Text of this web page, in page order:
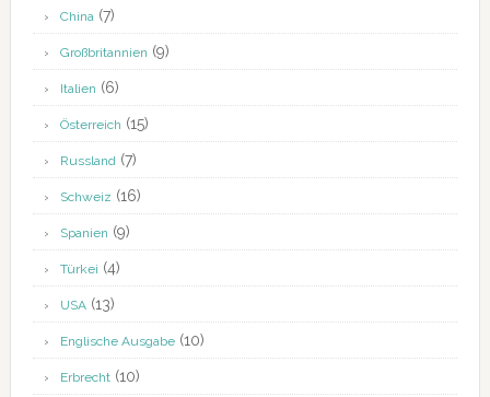
China(7)
Großbritannien (9)
Italien (6)
Österreich (15)
Russland(7)
Schweiz (16)
Spanien (9)
Türkei (4)
USA(13)
Englische Ausgabe(10)
Erbrecht(10)